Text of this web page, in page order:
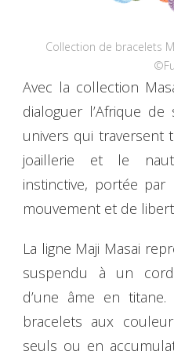
Collection de bracelets
Avec la collection
dialoguer l’Afrique
univers qui traversent
joaillerie et le
instinctive, portée par
mouvement et de
La ligne Maji Masai
suspendu à un
d’une âme en titane.
bracelets aux
seuls ou en